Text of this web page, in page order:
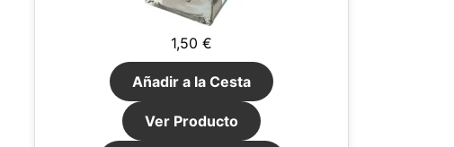
1,50 €
Añadir a la Cesta
Ver Producto